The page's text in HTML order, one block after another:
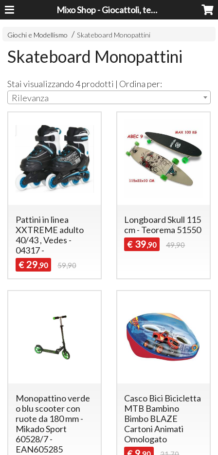
Mixo Shop - Giocattoli, tecnologia, casa e giardino a prezzi super!
Giochi e Modellismo Skateboard Monopattini
Skateboard Monopattini
Stai visualizzando 4 prodotti | Ordina per:
Rilevanza
Pattini in linea
XXTREME adulto
40/43 , Vedes -
04317 -
€ 29,90 59,90
Longboard Skull 115
cm - Teorema 51550
€ 39,90 49,90
Monopattino verde
o blu scooter con
ruote da 180 mm -
Mikado Sport
60528/7 -
EAN605285
Casco Bici Bicicletta
MTB Bambino
Bimbo BLAZE
Cartoni Animati
Omologato